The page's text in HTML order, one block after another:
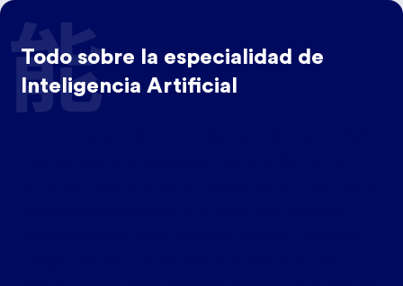
Todo sobre la especialidad de
Inteligencia Artificial